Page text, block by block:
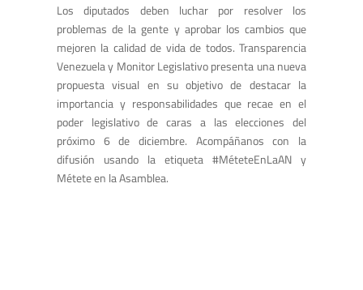
Los diputados deben luchar por resolver los
problemas de la gente y aprobar los cambios que
mejoren la calidad de vida de todos. Transparencia
Venezuela y Monitor Legislativo presenta una nueva
propuesta visual en su objetivo de destacar la
importancia y responsabilidades que recae en el
poder legislativo de caras a las elecciones del
próximo 6 de diciembre. Acompáñanos con la
difusión usando la etiqueta #MéteteEnLaAN y
Métete en la Asamblea.